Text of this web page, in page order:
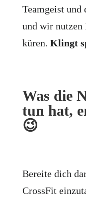
Teamgeist und
und wir nutzen
küren. Klingt
Was die
tun hat,
😉
Bereite dich
CrossFit